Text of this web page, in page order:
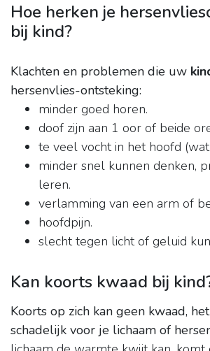
Hoe herken je
bij kind?
Klachten en problemen die uw
hersenvlies-ontsteking:
minder goed horen.
doof zijn aan 1 oor of beide
te veel vocht in het hoofd
minder snel kunnen denken,
leren.
verlamming van een arm of
hoofdpijn.
slecht tegen licht of geluid
Kan koorts kwaad bij
Koorts op zich kan geen kwaad,
schadelijk voor je lichaam of